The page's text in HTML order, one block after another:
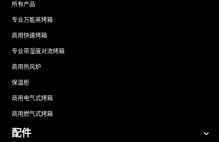
所有产品
专业万能蒸烤箱
商用快速烤箱
专业带湿度对流烤箱
商用热风炉
保温柜
商用电气式烤箱
商用燃气式烤箱
配件